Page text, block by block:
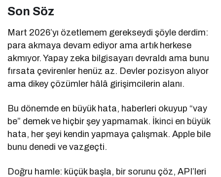
Son Söz
Mart 2026’yı özetlemem gerekseydi şöyle derdim:
para akmaya devam ediyor ama artık herkese
akmıyor. Yapay zeka bilgisayarı devraldı ama bunu
fırsata çevirenler henüz az. Devler pozisyon alıyor
ama dikey çözümler hâlâ girişimcilerin alanı.
Bu dönemde en büyük hata, haberleri okuyup “vay
be” demek ve hiçbir şey yapmamak. İkinci en büyük
hata, her şeyi kendin yapmaya çalışmak. Apple bile
bunu denedi ve vazgeçti.
Doğru hamle: küçük başla, bir sorunu çöz, API’leri